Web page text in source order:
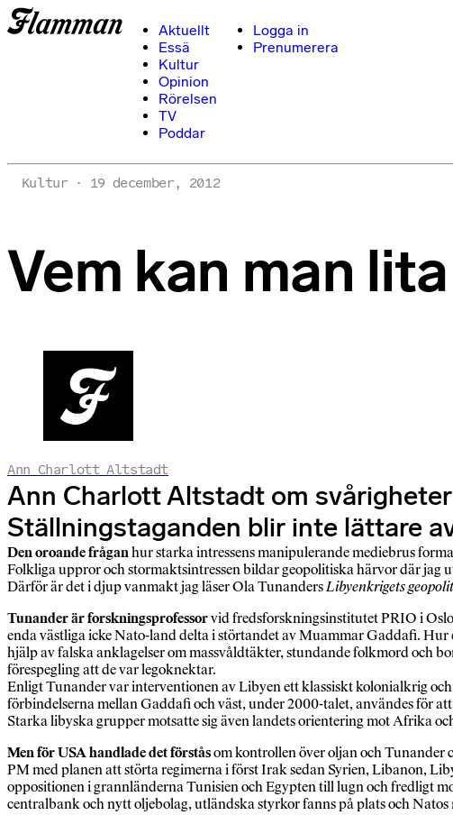
Aktuellt
Essä
Kultur
Opinion
Rörelsen
TV
Poddar
Logga in
Prenumerera
Kultur 19 december, 2012
Vem kan man
Ann Charlott Altstadt
Ann Charlott Altstadt om
Ställningstaganden blir inte lättare
Den oroande fråganhur starka intressens manipulerande mediebrus
Folkliga uppror och stormaktsintressen bildar geopolitiska härvor där
Därför är det i djup vanmakt jag läser Ola TunandersLibyenkrigets
Tunander är forskningsprofessorvid fredsforskningsinstitutet PRIO i
enda västliga icke Nato-land delta i störtandet av Muammar Gaddafi.
hjälp av falska anklagelser om massvåldtäkter, stundande folkmord och
förespegling att de var legoknektar.
Enligt Tunander var interventionen av Libyen ett klassiskt kolonialkrig
förbindelserna mellan Gaddafi och väst, under 2000-talet, användes för
Starka libyska grupper motsatte sig även landets orientering mot Afrika
Men för USA handlade det förståsom kontrollen över oljan och Tunander
PM med planen att störta regimerna i först Irak sedan Syrien, Libanon,
oppositionen i grannländerna Tunisien och Egypten till lugn och fredligt
centralbank och nytt oljebolag, utländska styrkor fanns på plats och Natos